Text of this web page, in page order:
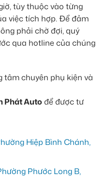
tùy thuộc vào từng
việc tích hợp. Để đảm
phải chờ đợi, quý
qua hotline của chúng
Phát Auto để được tư
Hiệp Bình Chánh,
Phước Long B,